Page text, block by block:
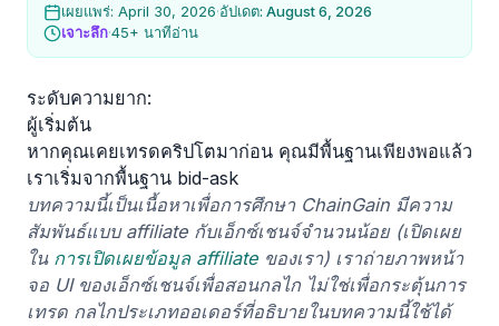
เผยแพร่: April 30, 2026·อัปเดต: August 6, 2026
เจาะลึก·45+ นาทีอ่าน
ระดับความยาก:
ผู้เริ่มต้น
หากคุณเคยเทรดคริปโตมาก่อน คุณมีพื้นฐานเพียงพอแล้ว
เราเริ่มจากพื้นฐาน bid-ask
บทความนี้เป็นเนื้อหาเพื่อการศึกษา ChainGain มีความ
สัมพันธ์แบบ affiliate กับเอ็กซ์เชนจ์จำนวนน้อย (เปิดเผย
ใน การเปิดเผยข้อมูล affiliate ของเรา) เราถ่ายภาพหน้า
จอ UI ของเอ็กซ์เชนจ์เพื่อสอนกลไก ไม่ใช่เพื่อกระตุ้นการ
เทรด กลไกประเภทออเดอร์ที่อธิบายในบทความนี้ใช้ได้